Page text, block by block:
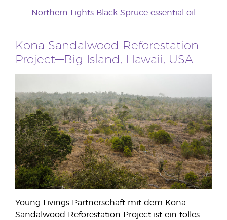
Northern Lights Black Spruce essential oil
Kona Sandalwood Reforestation
Project—Big Island, Hawaii, USA
Young Livings Partnerschaft mit dem Kona
Sandalwood Reforestation Project ist ein tolles